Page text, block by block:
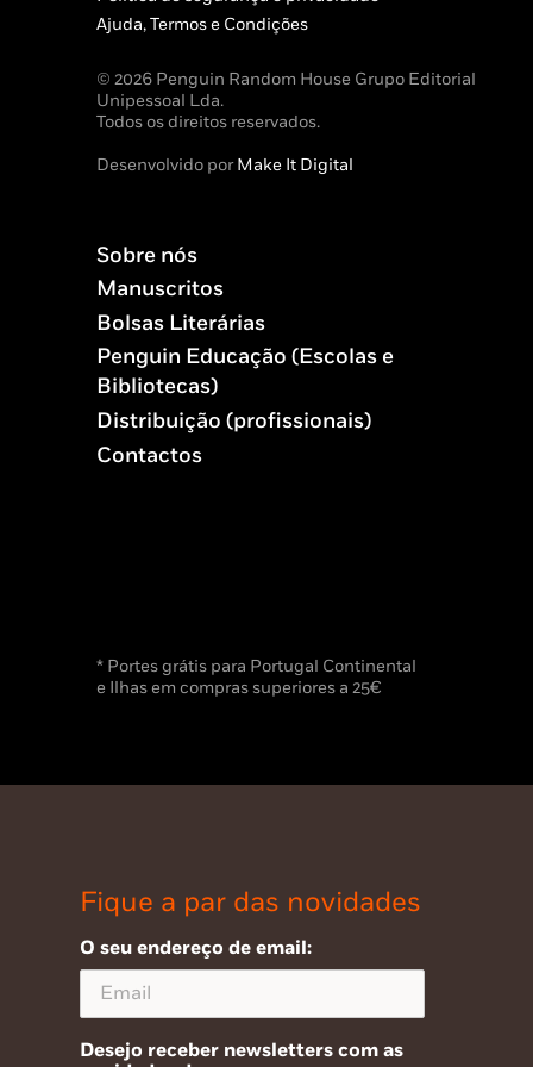
Ajuda, Termos e Condições
© 2026 Penguin Random House Grupo Editorial
Unipessoal Lda.
Todos os direitos reservados.
Desenvolvido porMake It Digital
Sobre nós
Manuscritos
Bolsas Literárias
Penguin Educação (Escolas e
Bibliotecas)
Distribuição (profissionais)
Contactos
* Portes grátis para Portugal Continental
e Ilhas em compras superiores a 25€
Fique a par das novidades
O seu endereço de email:
Desejo receber newsletters com as